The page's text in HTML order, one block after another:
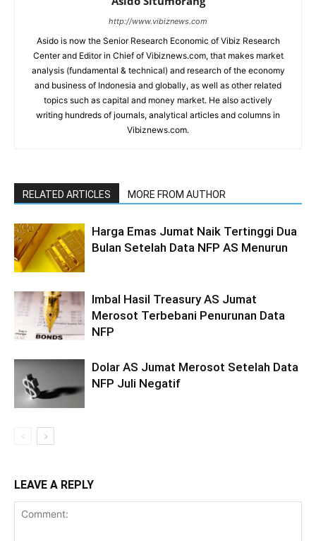
http://www.vibiznews.com
Asido is now the Senior Research Economic of Vibiz Research
Center and Editor in Chief of Vibiznews.com, that makes market
analysis (fundamental & technical) and research of the economy
and business of Indonesia and globally, as well as other related
topics such as capital and money market. He also actively
writing hundreds of journals, analytical articles and columns in
Vibiznews.com.
RELATED ARTICLES MORE FROM AUTHOR
Harga Emas Jumat Naik Tertinggi Dua
Bulan Setelah Data NFP AS Menurun
Imbal Hasil Treasury AS Jumat
Merosot Terbebani Penurunan Data
NFP
Dolar AS Jumat Merosot Setelah Data
NFP Juli Negatif
LEAVE A REPLY